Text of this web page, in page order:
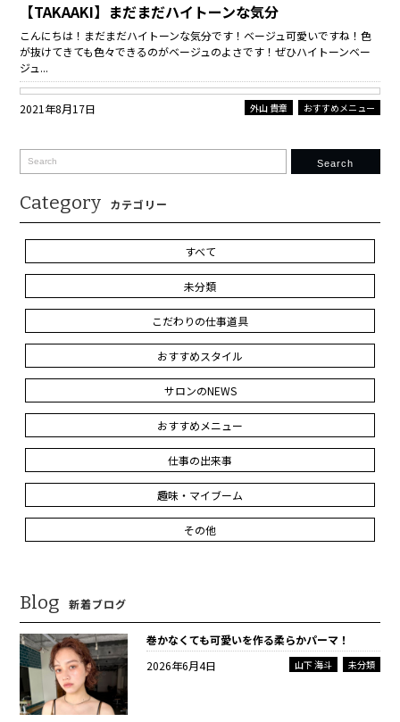
【TAKAAKI】まだまだハイトーンな気分
こんにちは！まだまだハイトーンな気分です！ベージュ可愛いですね！色
が抜けてきても色々できるのがベージュのよさです！ぜひハイトーンベー
ジュ...
2021年8月17日 おすすめメニュー
外山 貴章
Search
Category カテゴリー
すべて
未分類
こだわりの仕事道具
おすすめスタイル
サロンのNEWS
おすすめメニュー
仕事の出来事
趣味・マイブーム
その他
Blog 新着ブログ
巻かなくても可愛いを作る柔らかパーマ！
2026年6月4日
未分類
山下 海斗